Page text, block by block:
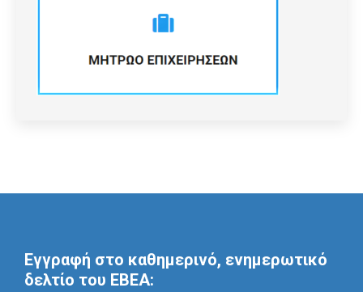
Εγγραφή στο καθημερινό, ενημερωτικό
δελτίο του ΕΒΕΑ: